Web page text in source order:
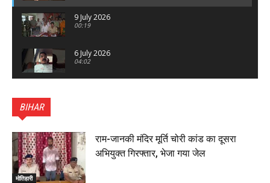
9 July 2026
00:19
6 July 2026
04:02
का भव्य पथ संचलन, 5 July 2026
00:22
बेतिया : मझौलिया में 1.24 क्विंटल गांजा के साथ बोलेरो ज़ब्त, दो
तस्कर गिरफ्तार, 4 July 2026
00:39
BIHAR
मोतिहारी
राम-जानकी मंदिर मूर्ति चोरी कांड का दूसरा
अभियुक्त गिरफ्तार, भेजा गया जेल